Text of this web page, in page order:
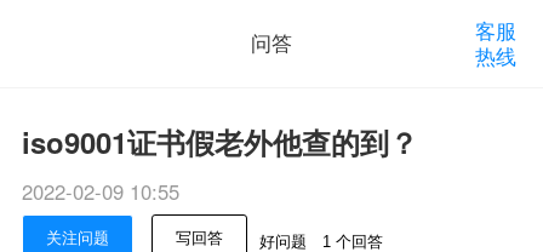
问答
客服
热线
iso9001证书假老外他查的到？
2022-02-09 10:55
关注问题 写回答 好问题 1 个回答